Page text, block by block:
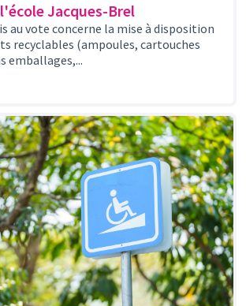
Jacques-Brel
au vote concerne la mise à disposition
recyclables (ampoules, cartouches
emballages,...